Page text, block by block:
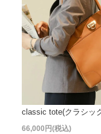
classic tote(クラシッ
66,000円(税込)